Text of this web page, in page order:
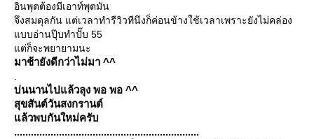
อินพุตต้องมีเอาท์พุตมัน
จึงสมดุลกัน แต่เวลาทำรีวิวทีนึงก็ค่อนข้างใช้เวลาเพราะยังไม่คล่อง
บบอ่านปุ๊บทำปั๊บ 55
ต่ก็จะพยายามนะ
มาช้ายังดีกว่าไม่มา ^^
.
บ่นนานไปแล้วลุง พอ พอ ^^
สุขสันต์วันสงกรานต์
ล้วพบกันใหม่ครับ
..................................................................